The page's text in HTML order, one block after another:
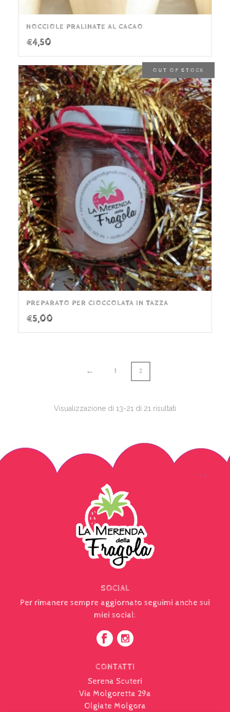
NOCCIOLE PRALINATE AL CACAO
€4,50
OUT OF STOCK
PREPARATO PER CIOCCOLATA IN TAZZA
€5,00
← 1 2
Visualizzazione di 13-21 di 21 risultati
SOCIAL
Per rimanere sempre aggiornato seguimi anche sui
miei social:
CONTATTI
Serena Scuteri
Via Molgoretta 29a
Olgiate Molgora